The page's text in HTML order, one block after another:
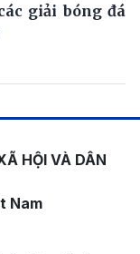
giải bóng đá
HỘI VÀ DÂN
Nam